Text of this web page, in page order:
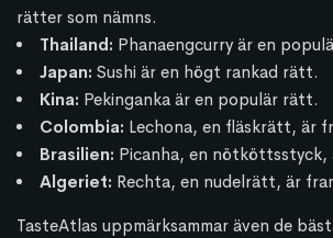
rätter som nämns.
Thailand: Phanaengcurry är en
Japan: Sushi är en högt rankad rätt.
Kina: Pekinganka är en populär rätt.
Colombia: Lechona, en fläskrätt, är
Brasilien: Picanha, en nötköttsstyck,
Algeriet: Rechta, en nudelrätt, är
TasteAtlas uppmärksammar även de